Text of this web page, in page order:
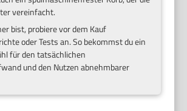
vereinfacht.
bist, probiere vor dem Kauf
oder Tests an. So bekommst du ein
für den tatsächlichen
und den Nutzen abnehmbarer